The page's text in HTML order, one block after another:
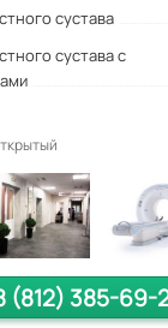
сустава
сустава с
(812) 385-69-